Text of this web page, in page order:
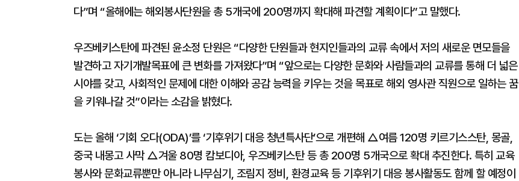
다”며 “올해에는 해외봉사단원을 총 5개국에 200명까지 확대해 파견할 계획이다”고 말했다.
우즈베키스탄에 파견된 윤소정 단원은 “다양한 단원들과 현지인들과의 교류 속에서 저의 새로운 면모들을
발견하고 자기개발목표에 큰 변화를 가져왔다”며 “앞으로는 다양한 문화와 사람들과의 교류를 통해 더 넓은
시야를 갖고, 사회적인 문제에 대한 이해와 공감 능력을 키우는 것을 목표로 해외 영사관 직원으로 일하는 꿈
을 키워나갈 것”이라는 소감을 밝혔다.
도는 올해 ‘기회 오다(ODA)’를 ‘기후위기 대응 청년특사단’으로 개편해 △여름 120명 키르기스스탄, 몽골,
중국 내몽고 사막 △겨울 80명 캄보디아, 우즈베키스탄 등 총 200명 5개국으로 확대 추진한다. 특히 교육
봉사와 문화교류뿐만 아니라 나무심기, 조림지 정비, 환경교육 등 기후위기 대응 봉사활동도 함께 할 예정이